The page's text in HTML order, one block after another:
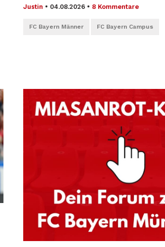
Justin • 04.08.2026 • 8 Kommentare
FC Bayern Männer FC Bayern Campus